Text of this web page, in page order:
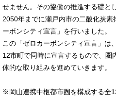
せません。その協働の推進する礎と
2050年までに瀬戸内市の二酸化炭
ーボンシティ宣言」を行いました。
この「ゼロカーボンシティ宣言」は
12市町で同時に宣言するもので、圏
体的な取り組みを進めていきます。
※岡山連携中枢都市圏を構成する全